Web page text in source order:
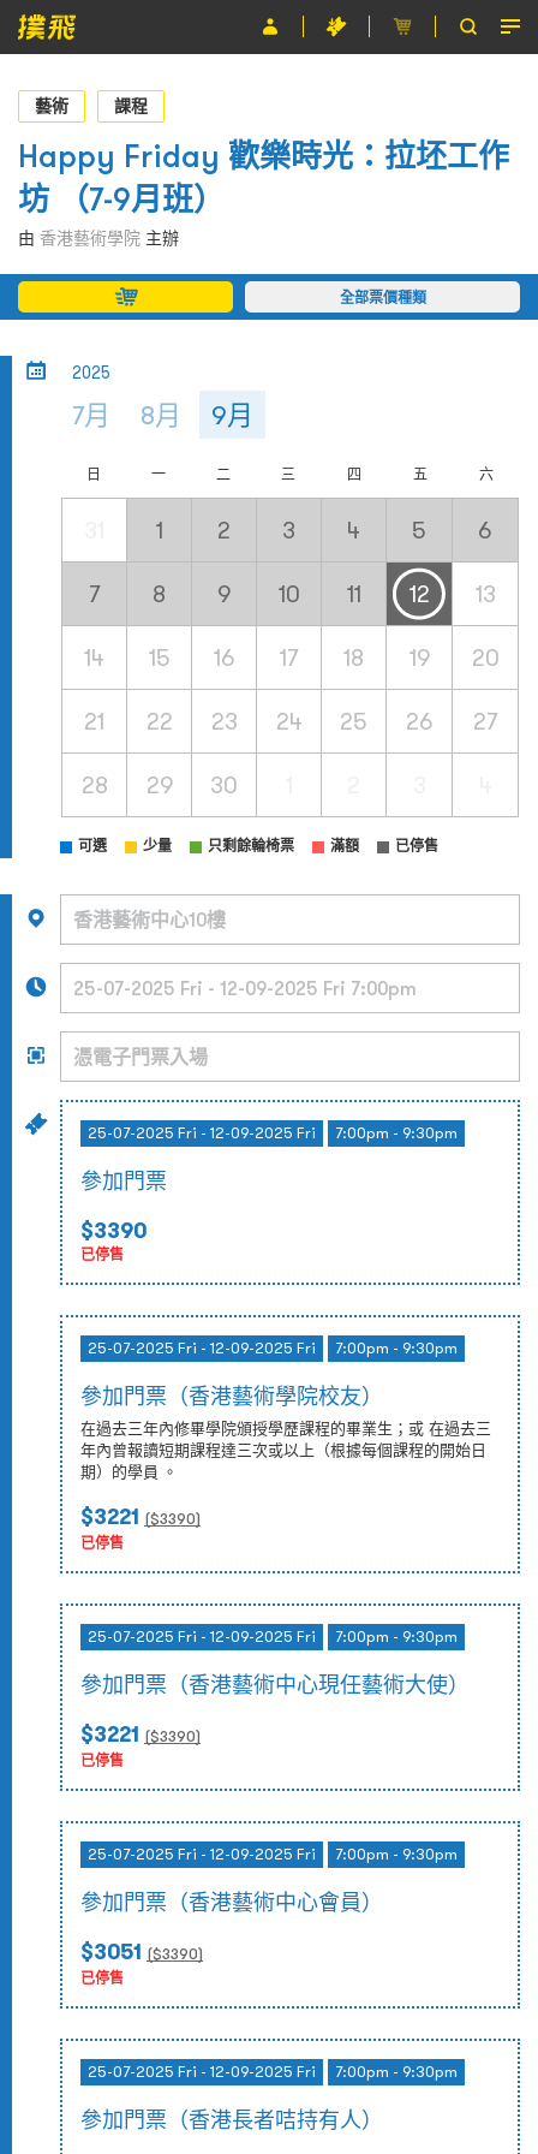
節目
主辦單位
關於撲飛
條款及細則
EN
藝術 課程
Happy Friday 歡樂時光：拉坯工作
坊 （7-9月班）
由 香港藝術學院 主辦
全部票價種類
2025
7月 8月 9月
日 一 二 三 四 五 六
1 2 3 4 5 6
7 8 9 10 11 12 13
14 15 16 17 18 19 20
21 22 23 24 25 26 27
28 29 30
可選 少量 只剩餘輪椅票 滿額 已停售
25-07-2025 Fri - 12-09-2025 Fri 7:00pm - 9:30pm
參加門票
$3390
已停售
25-07-2025 Fri - 12-09-2025 Fri 7:00pm - 9:30pm
參加門票（香港藝術學院校友）
在過去三年內修畢學院頒授學歷課程的畢業生；或 在過去三
年內曾報讀短期課程達三次或以上（根據每個課程的開始日
期）的學員 。
$3221 ($3390)
已停售
25-07-2025 Fri - 12-09-2025 Fri 7:00pm - 9:30pm
參加門票（香港藝術中心現任藝術大使）
$3221 ($3390)
已停售
25-07-2025 Fri - 12-09-2025 Fri 7:00pm - 9:30pm
參加門票（香港藝術中心會員）
$3051 ($3390)
已停售
25-07-2025 Fri - 12-09-2025 Fri 7:00pm - 9:30pm
參加門票（香港長者咭持有人）